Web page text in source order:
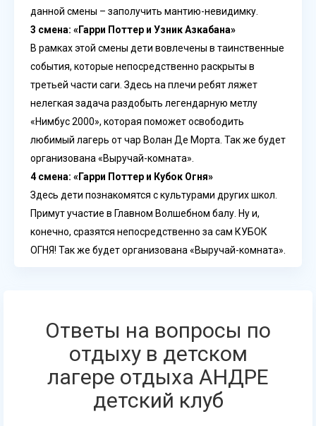
данной смены – заполучить мантию-невидимку.
3 смена: «Гарри Поттер и Узник Азкабана»
В рамках этой смены дети вовлечены в таинственные
события, которые непосредственно раскрыты в
третьей части саги. Здесь на плечи ребят ляжет
нелегкая задача раздобыть легендарную метлу
«Нимбус 2000», которая поможет освободить
любимый лагерь от чар Волан Де Морта. Так же будет
организована «Выручай-комната».
4 смена: «Гарри Поттер и Кубок Огня»
Здесь дети познакомятся с культурами других школ.
Примут участие в Главном Волшебном балу. Ну и,
конечно, сразятся непосредственно за сам КУБОК
ОГНЯ! Так же будет организована «Выручай-комната».
Ответы на вопросы по
отдыху в детском
лагере отдыха АНДРЕ
детский клуб